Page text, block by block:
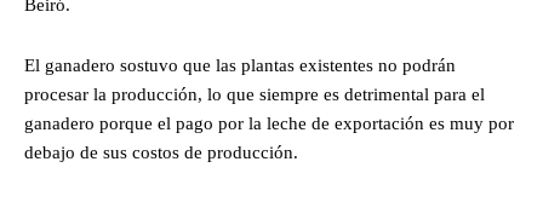
Beiró.
El ganadero sostuvo que las plantas existentes no podrán
procesar la producción, lo que siempre es detrimental para el
ganadero porque el pago por la leche de exportación es muy por
debajo de sus costos de producción.